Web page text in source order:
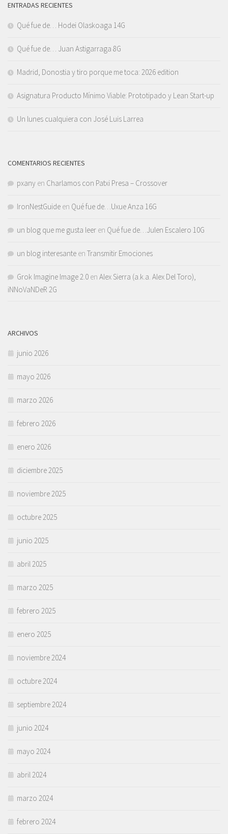
ENTRADAS RECIENTES
Qué fue de… Hodei Olaskoaga 14G
Qué fue de… Juan Astigarraga 8G
Madrid, Donostia y tiro porque me toca: 2026 edition
Asignatura Producto Mínimo Viable: Prototipado y Lean Start-up
Un lunes cualquiera con José Luis Larrea
COMENTARIOS RECIENTES
pxany en Charlamos con Patxi Presa – Crossover
IronNestGuide en Qué fue de…Uxue Anza 16G
un blog que me gusta leer en Qué fue de…Julen Escalero 10G
un blog interesante en Transmitir Emociones
Grok Imagine Image 2.0 en Alex Sierra (a.k.a. Alex Del Toro),
iNNoVaNDeR 2G
ARCHIVOS
junio 2026
mayo 2026
marzo 2026
febrero 2026
enero 2026
diciembre 2025
noviembre 2025
octubre 2025
junio 2025
abril 2025
marzo 2025
febrero 2025
enero 2025
noviembre 2024
octubre 2024
septiembre 2024
junio 2024
mayo 2024
abril 2024
marzo 2024
febrero 2024